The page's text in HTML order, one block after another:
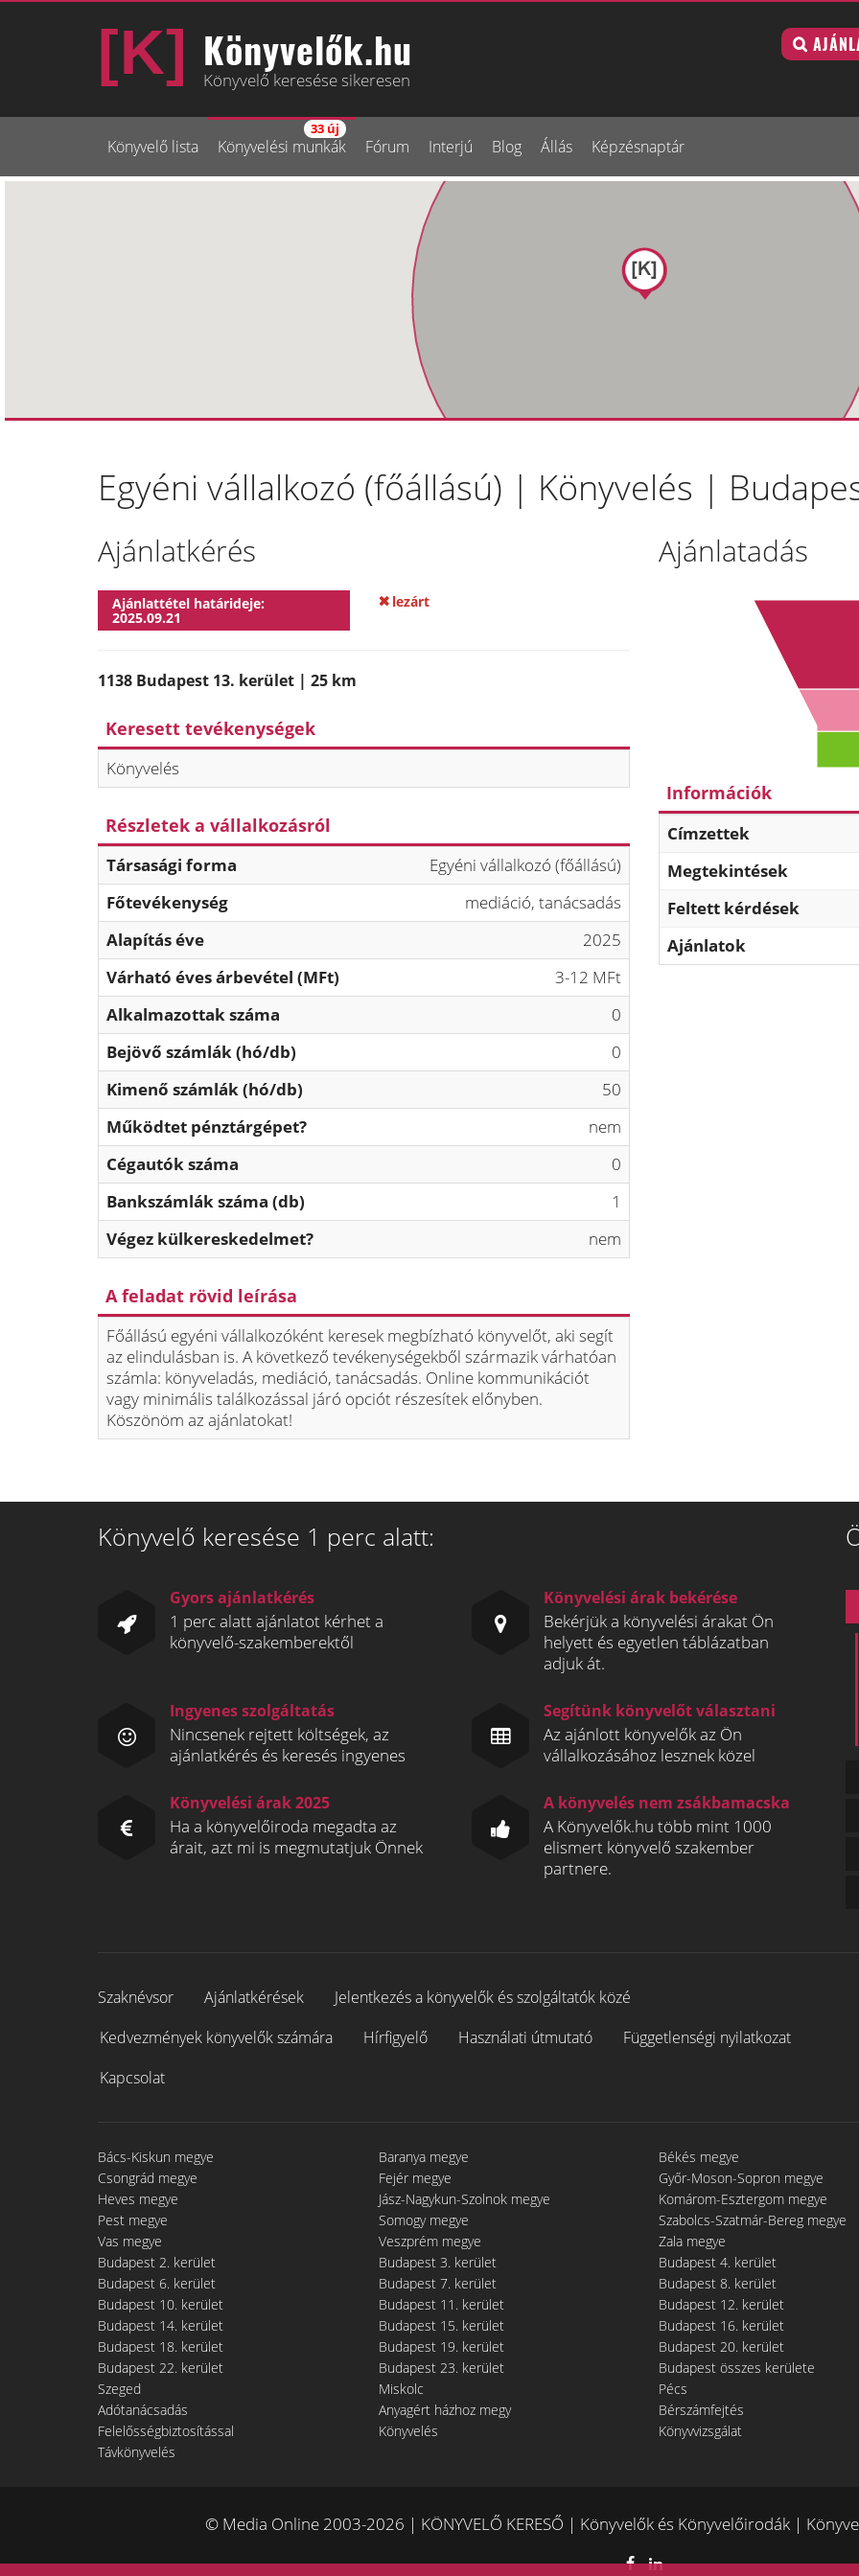
Könyvelők.hu
Könyvelő keresése sikeresen
Könyvelő lista Könyvelési munkák
33 új
Fórum Interjú Blog Állás Képzésnaptár
Egyéni vállalkozó (főállású) | Könyvelés |
Ajánlatkérés
Ajánlattétel határideje:
2025.09.21
lezárt
1138 Budapest 13. kerület | 25 km
Keresett tevékenységek
Könyvelés
Részletek a vállalkozásról
Társasági forma
Egyéni vállalkozó (főállású)
Főtevékenység
mediáció, tanácsadás
Alapítás éve
2025
Várható éves árbevétel (MFt)
3-12 MFt
Alkalmazottak száma
0
Bejövő számlák (hó/db)
0
Kimenő számlák (hó/db)
50
Működtet pénztárgépet?
nem
Cégautók száma
0
Bankszámlák száma (db)
1
Végez külkereskedelmet?
nem
A feladat rövid leírása
Főállású egyéni vállalkozóként keresek megbízható könyvelőt, aki segít
az elindulásban is. A következő tevékenységekből származik várhatóan
számla: könyveladás, mediáció, tanácsadás. Online kommunikációt
vagy minimális találkozással járó opciót részesítek előnyben.
Köszönöm az ajánlatokat!
Ajánlatadás
Információk
Címzettek
Megtekintések
Feltett kérdések
Ajánlatok
Könyvelő keresése 1 perc alatt:
Gyors ajánlatkérés
1 perc alatt ajánlatot kérhet a
könyvelő-szakemberektől
Könyvelési árak bekérése
Bekérjük a könyvelési árakat Ön
helyett és egyetlen táblázatban
adjuk át.
Ingyenes szolgáltatás
Nincsenek rejtett költségek, az
ajánlatkérés és keresés ingyenes
Segítünk könyvelőt választani
Az ajánlott könyvelők az Ön
vállalkozásához lesznek közel
Könyvelési árak 2025
Ha a könyvelőiroda megadta az
árait, azt mi is megmutatjuk Önnek
A könyvelés nem zsákbamacska
A Könyvelők.hu több mint 1000
elismert könyvelő szakember
partnere.
Szaknévsor Ajánlatkérések
Jelentkezés a könyvelők és szolgáltatók közé
Kedvezmények könyvelők számára
Hírfigyelő Használati útmutató
Függetlenségi nyilatkozat
Kapcsolat
Bács-Kiskun megye Baranya megye Békés megye
Csongrád megye
Fejér megye Győr-Moson-Sopron megye
Heves megye
Jász-Nagykun-Szolnok megye Komárom-Esztergom megye
Pest megye
Somogy megye Szabolcs-Szatmár-Bereg megye
Vas megye
Veszprém megye Zala megye
Budapest 2. kerület
Budapest 3. kerület Budapest 4. kerület
Budapest 6. kerület
Budapest 7. kerület Budapest 8. kerület
Budapest 10. kerület
Budapest 11. kerület Budapest 12. kerület
Budapest 14. kerület
Budapest 15. kerület Budapest 16. kerület
Budapest 18. kerület
Budapest 19. kerület Budapest 20. kerület
Budapest 22. kerület
Budapest 23. kerület Budapest összes kerülete
Szeged
Miskolc Pécs
Adótanácsadás
Anyagért házhoz megy Bérszámfejtés
Felelősségbiztosítással
Könyvelés Könyvvizsgálat
Távkönyvelés
© Media Online 2003-2026 | KÖNYVELŐ KERESŐ | Könyvelők és Könyvelőirodák |